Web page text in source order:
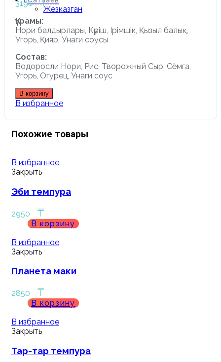
Жезказган
3190
Құрамы:
Нори балдырлары, Күріш, Ірімшік, Қызыл балық,
Угорь, Қияр, Унаги соусы
Состав:
Водоросли Нори, Рис, Творожный Сыр, Сёмга,
Угорь, Огурец, Унаги соус
В корзину
В избранное
Похожие товары
В избранное
Закрыть
Эби темпура
2950 ₸
В корзину
В избранное
Закрыть
Планета маки
2850 ₸
В корзину
В избранное
Закрыть
Тар-тар темпура